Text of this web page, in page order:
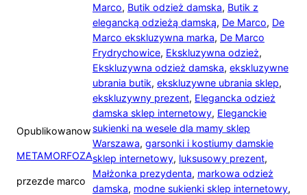
Opublikowanow
METAMORFOZA
przezde marco
Marco, Butik odzież damska, Butik z
elegancką odzieżą damską, De Marco, De
Marco ekskluzywna marka, De Marco
Frydrychowice, Ekskluzywna odzież,
Ekskluzywna odzież damska, ekskluzywne
ubrania butik, ekskluzywne ubrania sklep,
ekskluzywny prezent, Elegancka odzież
damska sklep internetowy, Eleganckie
sukienki na wesele dla mamy sklep
Warszawa, garsonki i kostiumy damskie
sklep internetowy, luksusowy prezent,
Małżonka prezydenta, markowa odzież
damska, modne sukienki sklep internetowy,